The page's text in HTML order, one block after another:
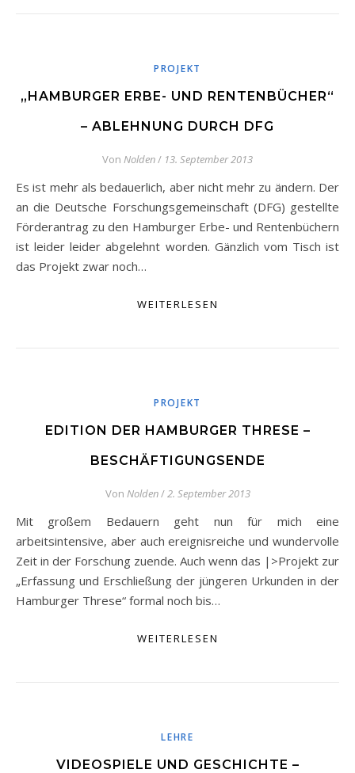
PROJEKT
„HAMBURGER ERBE- UND RENTENBÜCHER“
– ABLEHNUNG DURCH DFG
Von Nolden/ 13. September 2013
Es ist mehr als bedauerlich, aber nicht mehr zu ändern. Der
an die Deutsche Forschungsgemeinschaft (DFG) gestellte
Förderantrag zu den Hamburger Erbe- und Rentenbüchern
ist leider leider abgelehnt worden. Gänzlich vom Tisch ist
das Projekt zwar noch…
WEITERLESEN
PROJEKT
EDITION DER HAMBURGER THRESE –
BESCHÄFTIGUNGSENDE
Von Nolden/2. September 2013
Mit großem Bedauern geht nun für mich eine
arbeitsintensive, aber auch ereignisreiche und wundervolle
Zeit in der Forschung zuende. Auch wenn das |>Projekt zur
„Erfassung und Erschließung der jüngeren Urkunden in der
Hamburger Threse“ formal noch bis…
WEITERLESEN
LEHRE
VIDEOSPIELE UND GESCHICHTE –